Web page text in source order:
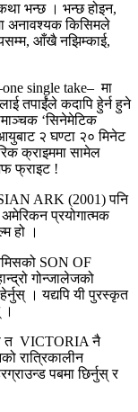
भन्छ । भन्छ होइन,
अनावश्यक किसिमले
आँखै नझिम्काई,
single take– मा
तपाईंंले कदापि हेुर्न हुने
‘सिनेमेटिक
२ घण्टा २० मिनेट
क्राइममा सामेल
फ्राइट !
ARK (2001) पनि
प्रयोगात्मक
हो ।
SON OF
गोन्जालेजको
। यद्यपि यी पुरस्कृत
।
त VICTORIA नै
रात्रिकालीन
पबमा छिर्नुस् र